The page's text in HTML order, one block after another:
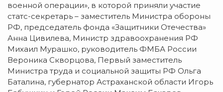
военной операции», в которой приняли участие
статс-секретарь – заместитель Министра обороны
РФ, председатель фонда «Защитники Отечества»
Анна Цивилева, Министр здравоохранения РФ
Михаил Мурашко, руководитель ФМБА России
Вероника Скворцова, Первый заместитель
Министра труда и социальной защиты РФ Ольга
Баталина, губернатор Астраханской области Игорь